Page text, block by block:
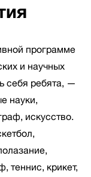
программе
и научных
себя ребята, —
науки,
искусство.
теннис, крикет,